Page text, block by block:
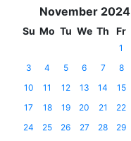
November 2024
Su Mo Tu We Th Fr
1
3
4 5 6 7 8
10
11 12 13 14 15
17
18 19 20 21 22
24
25 26 27 28 29